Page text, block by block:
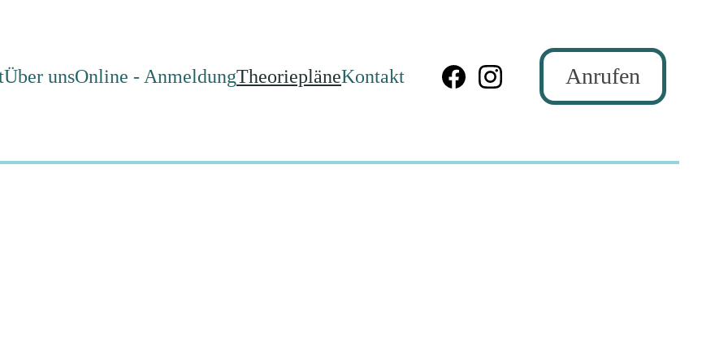
Über unsOnline - AnmeldungTheoriepläneKontakt Anrufen